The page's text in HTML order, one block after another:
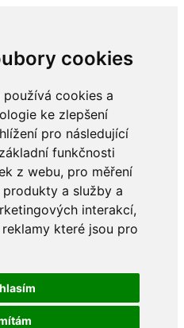
cookies
cookies a
ke zlepšení
pro následující
funkčnosti
z webu, pro měření
a služby a
interakcí,
které jsou pro